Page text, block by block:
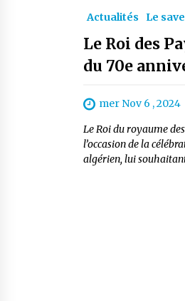
Actualités Le
Le Roi des
du 70e
mer Nov 6 , 2024
Le Roi du royaume
l’occasion de la
algérien, lui